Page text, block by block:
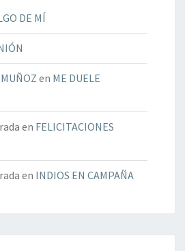
DE MÍ
en ME DUELE
en FELICITACIONES
en INDIOS EN CAMPAÑA